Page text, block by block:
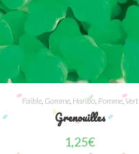
Faible, Gomme, Haribo, Pomme, Vert
Grenouilles
1,25€